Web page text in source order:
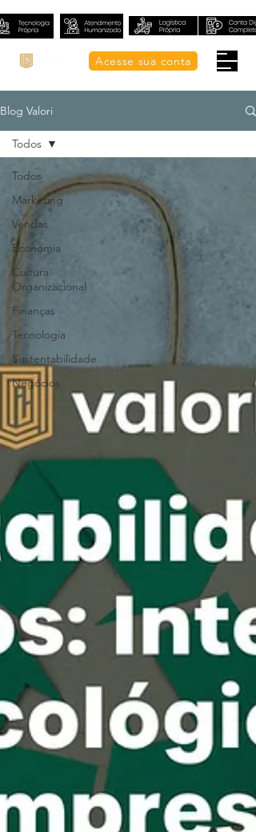
Acesse sua conta
Blog Valori
Todos
Marketing
Vendas
Economia
Cultura
Organizacional
Finanças
Tecnologia
Sustentabilidade
Negócios
Todos